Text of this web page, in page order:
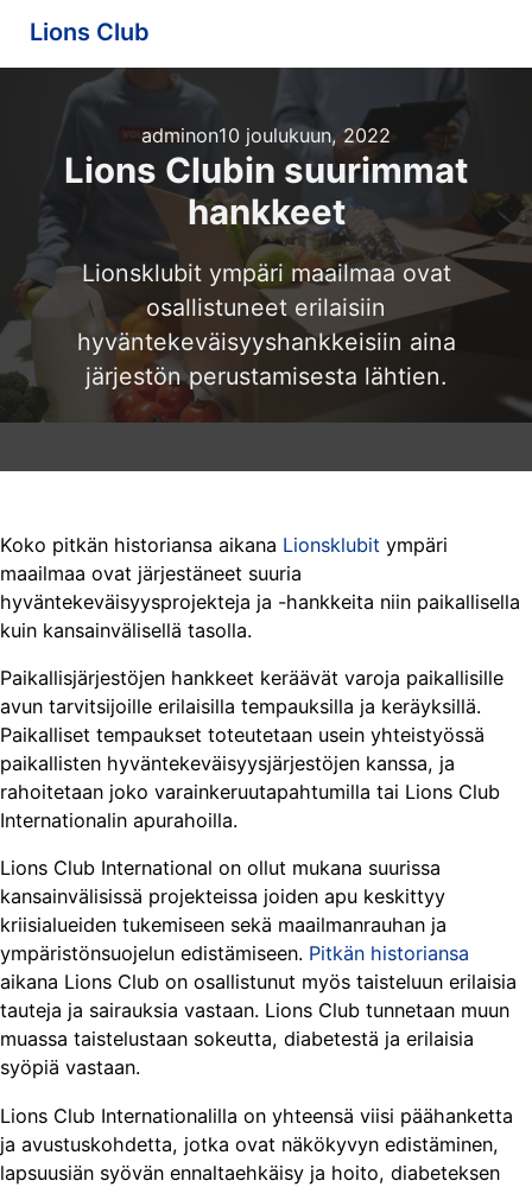
Lions Club
adminon10 joulukuun, 2022
Lions Clubin suurimmat
hankkeet
Lionsklubit ympäri maailmaa ovat
osallistuneet erilaisiin
hyväntekeväisyyshankkeisiin aina
järjestön perustamisesta lähtien.
Koko pitkän historiansa aikana Lionsklubit ympäri
maailmaa ovat järjestäneet suuria
hyväntekeväisyysprojekteja ja -hankkeita niin paikallisella
kuin kansainvälisellä tasolla.
Paikallisjärjestöjen hankkeet keräävät varoja paikallisille
avun tarvitsijoille erilaisilla tempauksilla ja keräyksillä.
Paikalliset tempaukset toteutetaan usein yhteistyössä
paikallisten hyväntekeväisyysjärjestöjen kanssa, ja
rahoitetaan joko varainkeruutapahtumilla tai Lions Club
Internationalin apurahoilla.
Lions Club International on ollut mukana suurissa
kansainvälisissä projekteissa joiden apu keskittyy
kriisialueiden tukemiseen sekä maailmanrauhan ja
ympäristönsuojelun edistämiseen. Pitkän historiansa
aikana Lions Club on osallistunut myös taisteluun erilaisia
tauteja ja sairauksia vastaan. Lions Club tunnetaan muun
muassa taistelustaan sokeutta, diabetestä ja erilaisia
syöpiä vastaan.
Lions Club Internationalilla on yhteensä viisi päähanketta
ja avustuskohdetta, jotka ovat näkökyvyn edistäminen,
lapsuusiän syövän ennaltaehkäisy ja hoito, diabeteksen